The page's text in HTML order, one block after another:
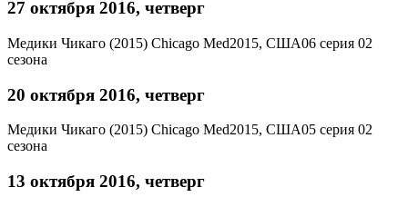
27 октября 2016, четверг
Медики Чикаго (2015) Chicago Med2015, США06 серия 02
сезона
20 октября 2016, четверг
Медики Чикаго (2015) Chicago Med2015, США05 серия 02
сезона
13 октября 2016, четверг